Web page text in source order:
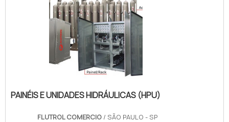
alguns modelos geram altas pressões
hidráulicas reguláveis até 15.000 psi (1.000
bar), nessas configurações. Para.
PAINÉIS E UNIDADES HIDRÁULICAS (HPU)
FLUTROL COMERCIO / SÃO PAULO - SP